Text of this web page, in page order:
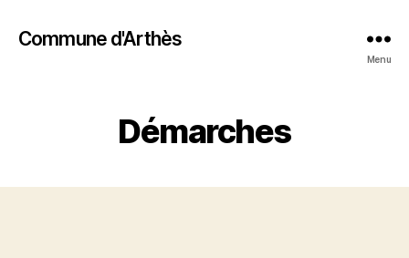
Commune d'Arthès
Menu
Démarches